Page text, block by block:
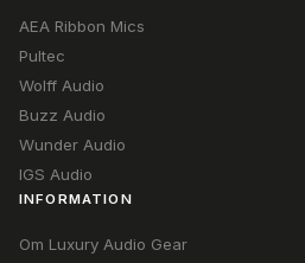
AEA Ribbon Mics
Pultec
Wolff Audio
Buzz Audio
Wunder Audio
IGS Audio
INFORMATION
Om Luxury Audio Gear